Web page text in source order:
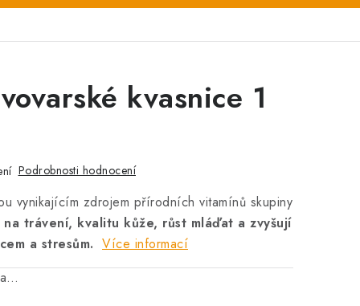
kvasnice 1
Podrobnosti hodnocení
vynikajícím zdrojem přírodních vitamínů skupiny
trávení, kvalitu kůže, růst mláďat a zvyšují
a stresům. Více informací